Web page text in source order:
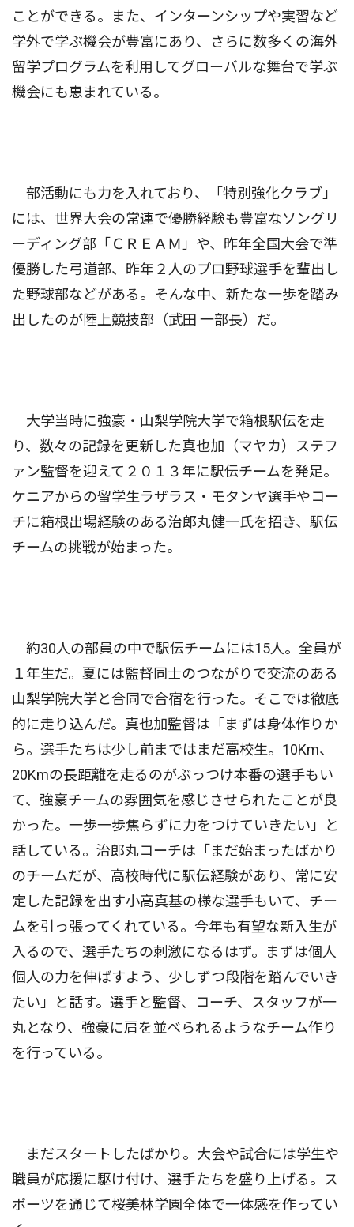
ことができる。また、インターンシップや実習など
学外で学ぶ機会が豊富にあり、さらに数多くの海外
留学プログラムを利用してグローバルな舞台で学ぶ
機会にも恵まれている。
部活動にも力を入れており、「特別強化クラブ」
には、世界大会の常連で優勝経験も豊富なソングリ
ーディング部「ＣＲＥＡＭ」や、昨年全国大会で準
優勝した弓道部、昨年２人のプロ野球選手を輩出し
た野球部などがある。そんな中、新たな一歩を踏み
出したのが陸上競技部（武田 一部長）だ。
大学当時に強豪・山梨学院大学で箱根駅伝を走
り、数々の記録を更新した真也加（マヤカ）ステフ
ァン監督を迎えて２０１３年に駅伝チームを発足。
ケニアからの留学生ラザラス・モタンヤ選手やコー
チに箱根出場経験のある治郎丸健一氏を招き、駅伝
チームの挑戦が始まった。
約30人の部員の中で駅伝チームには15人。全員が
１年生だ。夏には監督同士のつながりで交流のある
山梨学院大学と合同で合宿を行った。そこでは徹底
的に走り込んだ。真也加監督は「まずは身体作りか
ら。選手たちは少し前まではまだ高校生。10Km、
20Kmの長距離を走るのがぶっつけ本番の選手もい
て、強豪チームの雰囲気を感じさせられたことが良
かった。一歩一歩焦らずに力をつけていきたい」と
話している。治郎丸コーチは「まだ始まったばかり
のチームだが、高校時代に駅伝経験があり、常に安
定した記録を出す小高真基の様な選手もいて、チー
ムを引っ張ってくれている。今年も有望な新入生が
入るので、選手たちの刺激になるはず。まずは個人
個人の力を伸ばすよう、少しずつ段階を踏んでいき
たい」と話す。選手と監督、コーチ、スタッフが一
丸となり、強豪に肩を並べられるようなチーム作り
を行っている。
まだスタートしたばかり。大会や試合には学生や
職員が応援に駆け付け、選手たちを盛り上げる。ス
ポーツを通じて桜美林学園全体で一体感を作ってい